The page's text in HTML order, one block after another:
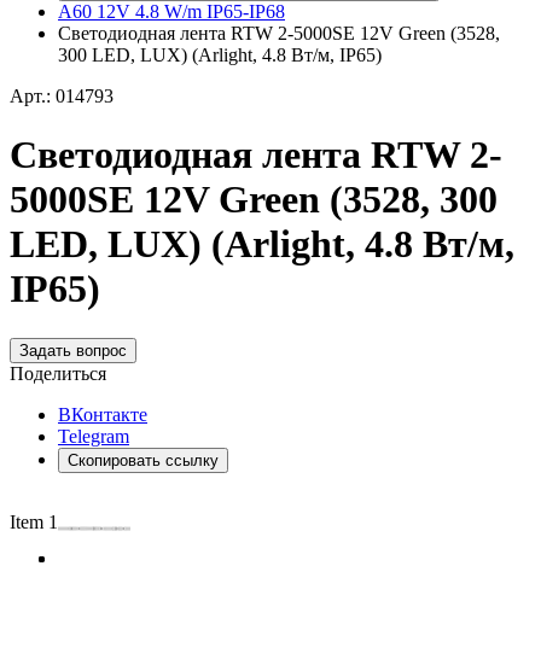
A60 12V 4.8 W/m IP65-IP68
Светодиодная лента RTW 2-5000SE 12V Green (3528,
300 LED, LUX) (Arlight, 4.8 Вт/м, IP65)
Арт.: 014793
Светодиодная лента RTW 2-
5000SE 12V Green (3528, 300
LED, LUX) (Arlight, 4.8 Вт/м,
IP65)
Задать вопрос
Поделиться
ВКонтакте
Telegram
Скопировать ссылку
Item 1 of 3